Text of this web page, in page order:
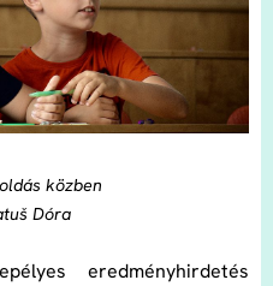
közben
Dóra
eredményhirdetés